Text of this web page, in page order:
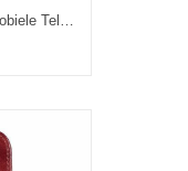
Moto Z3 Play Hoesje Zwart Mobiele Telefoon Leren Etui, Moto Z3 Play Hoesje Hoes Folio